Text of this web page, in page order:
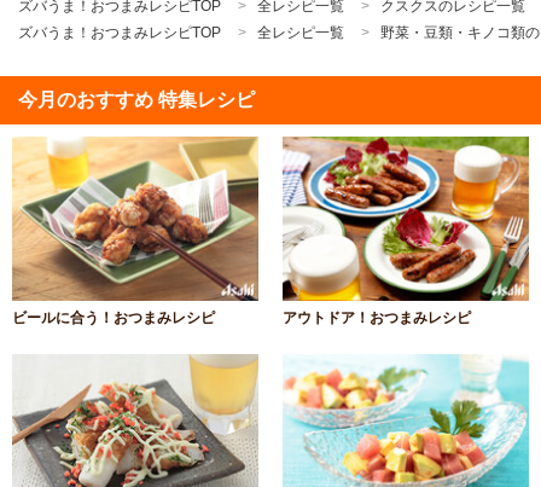
ズバうま！おつまみレシピTOP 全レシピ一覧
クスクスのレシピ一覧
ズバうま！おつまみレシピTOP
全レシピ一覧 野菜・豆類・キノコ類
今月のおすすめ 特集レシピ
ビールに合う！おつまみレシピ アウトドア！おつまみレシピ